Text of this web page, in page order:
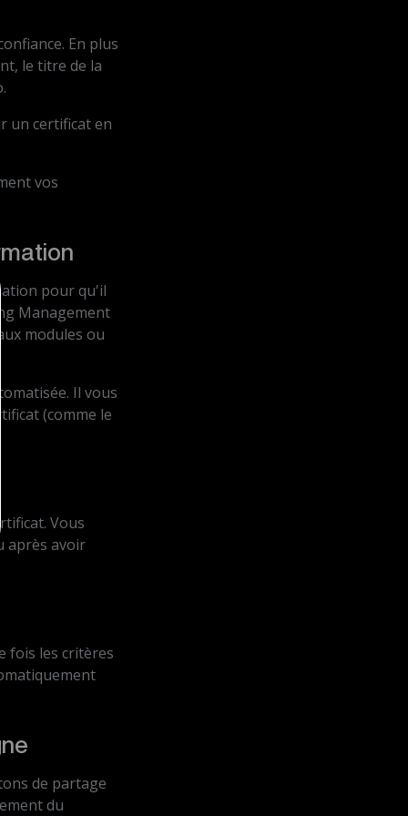
En plus
le titre de la
un certificat en
vos
pour qu'il
Management
modules ou
Il vous
(comme le
Vous
après avoir
fois les critères
de partage
du